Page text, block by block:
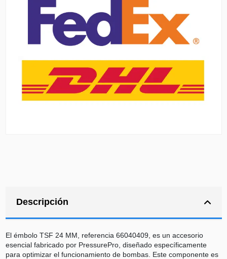
Descripción
El émbolo TSF 24 MM, referencia 66040409, es un accesorio
esencial fabricado por PressurePro, diseñado específicamente
para optimizar el funcionamiento de bombas. Este componente es